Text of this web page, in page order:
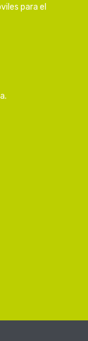
para el